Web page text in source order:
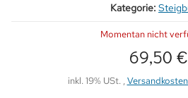
Kategorie:
Momentan nicht
69,50 €
inkl. 19% USt. ,